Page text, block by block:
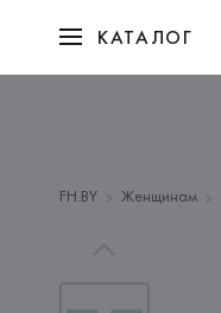
КАТАЛОГ
FH.BY Женщинам